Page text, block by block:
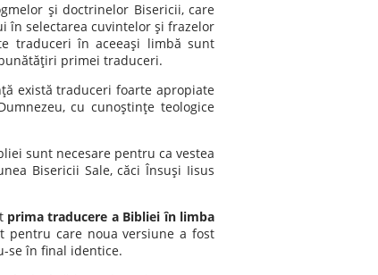
şi doctrinelor Bisericii, care
în selectarea cuvintelor şi frazelor
traduceri în aceeaşi limbă sunt
primei traduceri.
există traduceri foarte apropiate
cu cunoştinţe teologice
sunt necesare pentru ca vestea
Bisericii Sale, căci Însuşi Iisus
prima traducere a Bibliei în limba
pentru care noua versiune a fost
se în final identice.